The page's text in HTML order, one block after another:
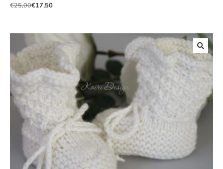
€25,00
Algne €17,50
Praegune